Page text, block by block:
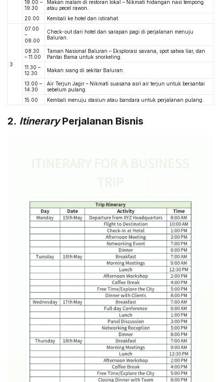
18.00 –
19.30
Makan malam di restoran lokal – Nikmati hidangan nasi tempong
atau pecel rawon.
20.00
Kembali ke hotel dan istirahat.
3
07.00
–
08.00
Check-out dari hotel dan sarapan pagi di perjalanan menuju
Baluran.
08.30
– 11.00
Taman Nasional Baluran – Eksplorasi savana, spot satwa liar, dan
Pantai Bama untuk snorkeling.
11.30 –
12.30
Makan siang di sekitar Baluran.
13.00 –
14.30
Air Terjun Jagir – Nikmati suasana asri air terjun untuk bersantai
sebelum pulang.
15.00
Kembali menuju stasiun atau bandara untuk perjalanan pulang.
2. ItineraryPerjalanan Bisnis